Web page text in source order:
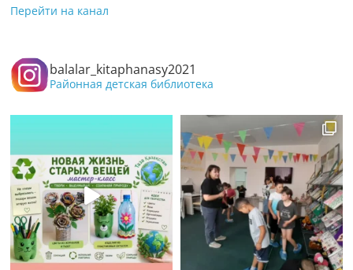
Перейти на канал
balalar_kitaphanasy2021
Районная детская библиотека